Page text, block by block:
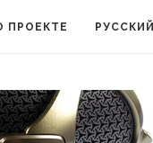
ПРОЕКТЕ РУССКИЙ